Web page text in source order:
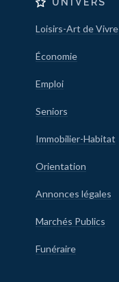
Loisirs-Art de Vivre
Économie
Emploi
Seniors
Immobilier-Habitat
Orientation
Annonces légales
Marchés Publics
Funéraire